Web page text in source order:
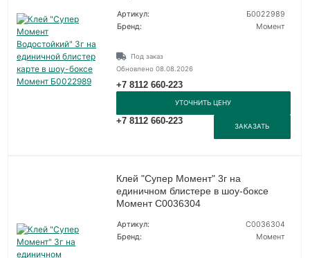
Артикул:
Б0022989
Бренд:
Момент
Под заказ
Обновлено 08.08.2026
+7 8112 660-223
УТОЧНИТЬ ЦЕНУ
+7 8112 660-223
ЗАКАЗАТЬ
Клей "Супер Момент" 3г на
единичном блистере в шоу-боксе
Момент C0036304
Артикул:
C0036304
Бренд:
Момент